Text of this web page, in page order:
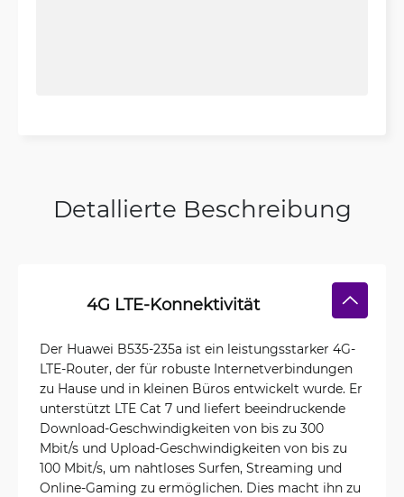
Detallierte Beschreibung
4G LTE-Konnektivität
Der Huawei B535-235a ist ein leistungsstarker 4G-
LTE-Router, der für robuste Internetverbindungen
zu Hause und in kleinen Büros entwickelt wurde. Er
unterstützt LTE Cat 7 und liefert beeindruckende
Download-Geschwindigkeiten von bis zu 300
Mbit/s und Upload-Geschwindigkeiten von bis zu
100 Mbit/s, um nahtloses Surfen, Streaming und
Online-Gaming zu ermöglichen. Dies macht ihn zu